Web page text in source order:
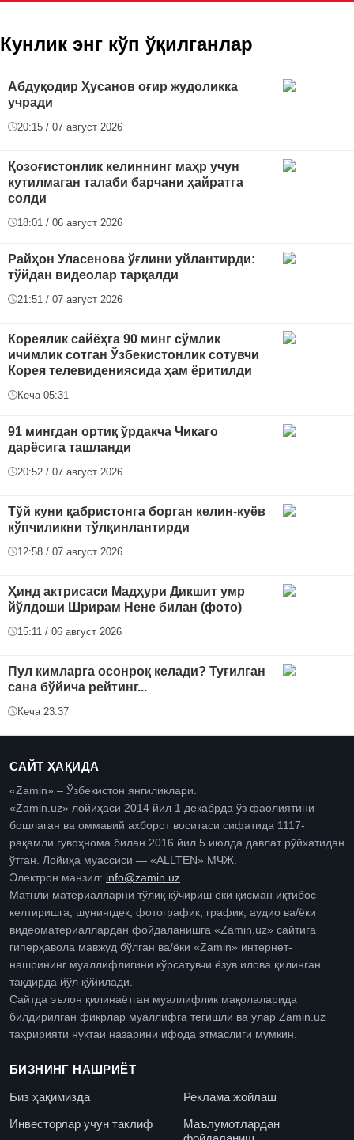
Кунлик энг кўп ўқилганлар
Абдуқодир Ҳусанов оғир жудоликка
учради
20:15 / 07 август 2026
Қозоғистонлик келиннинг маҳр учун
кутилмаган талаби барчани ҳайратга
солди
18:01 / 06 август 2026
Райҳон Уласенова ўғлини уйлантирди:
тўйдан видеолар тарқалди
21:51 / 07 август 2026
Кореялик сайёҳга 90 минг сўмлик
ичимлик сотган Ўзбекистонлик сотувчи
Корея телевидениясида ҳам ёритилди
Кеча 05:31
91 мингдан ортиқ ўрдакча Чикаго
дарёсига ташланди
20:52 / 07 август 2026
Тўй куни қабристонга борган келин-куёв
кўпчиликни тўлқинлантирди
12:58 / 07 август 2026
Ҳинд актрисаси Мадҳури Дикшит умр
йўлдоши Шрирам Нене билан (фото)
15:11 / 06 август 2026
Пул кимларга осонроқ келади? Туғилган
сана бўйича рейтинг...
Кеча 23:37
САЙТ ҲАҚИДА
«Zamin» – Ўзбекистон янгиликлари.
«Zamin.uz» лойиҳаси 2014 йил 1 декабрда ўз фаолиятини
бошлаган ва оммавий ахборот воситаси сифатида 1117-
рақамли гувоҳнома билан 2016 йил 5 июлда давлат рўйхатидан
ўтган. Лойиҳа муассиси — «ALLTEN» МЧЖ.
Электрон манзил: info@zamin.uz
Матнли материалларни тўлиқ кўчириш ёки қисман иқтибос
келтиришга, шунингдек, фотографик, график, аудио ва/ёки
видеоматериаллардан фойдаланишга «Zamin.uz» сайтига
гиперҳавола мавжуд бўлган ва/ёки «Zamin» интернет-
нашрининг муаллифлигини кўрсатувчи ёзув илова қилинган
тақдирда йўл қўйилади.
Сайтда эълон қилинаётган муаллифлик мақолаларида
билдирилган фикрлар муаллифга тегишли ва улар Zamin.uz
таҳририяти нуқтаи назарини ифода этмаслиги мумкин.
БИЗНИНГ НАШРИЁТ
Биз ҳақимизда
Реклама жойлаш
Инвесторлар учун таклиф
Маълумотлардан